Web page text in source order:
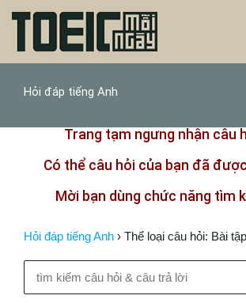
Hỏi đáp tiếng Anh
Trang tạm ngưng nhận câu
Có thể câu hỏi của bạn đã
Mời bạn dùng chức năng tìm
Hỏi đáp tiếng Anh › Thể loại câu hỏi: Bài